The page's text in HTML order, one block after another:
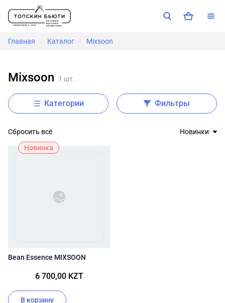
Главная / Каталог / Mixsoon
Mixsoon 1 шт.
Категории Фильтры
Сбросить всё
Новинки
Новинка
Bean Essence MIXSOON
6 700,00 KZT
В корзину